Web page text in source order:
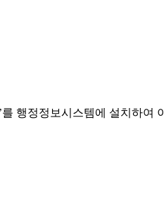
행정정보시스템에 설치하여